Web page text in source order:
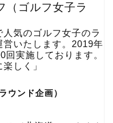
（ゴルフ女子ラ
気のゴルフ女子のラ
営いたします。2019年
回実施しております。
しく」
ウンド企画）